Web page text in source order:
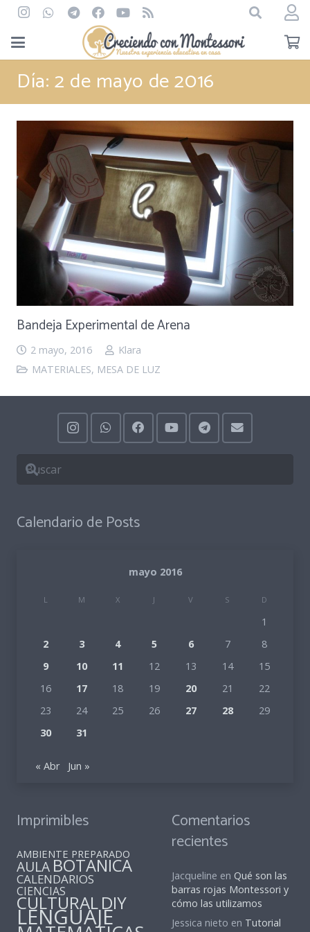
Día:2 de mayo de 2016
Bandeja Experimental de Arena
2 mayo, 2016
Klara
MATERIALES, MESA DE LUZ
Calendario de Posts
mayo 2016
L M X J V S D
1
2
3 4 5 6 7
8
9
10 11 12 13 14
15
16
17 18 19 20 21
22
23
24 25 26 27 28
29
30
31
« Abr Jun »
Imprimibles
AMBIENTE PREPARADO
AULA BOTANICA
CALENDARIOS
CIENCIAS
CULTURALDIY
LENGUAJE
Comentarios
recientes
Jacqueline en Qué son las
barras rojas Montessori y
cómo las utilizamos
Jessica nieto en Tutorial